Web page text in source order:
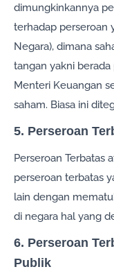
dimungkinkannya
terhadap perseroan
Negara), dimana
tangan yakni
Menteri Keuangan
saham. Biasa ini
5. Perseroan
Perseroan Terbatas
perseroan terbatas
lain dengan
di negara hal yang
6. Perseroan
Publik